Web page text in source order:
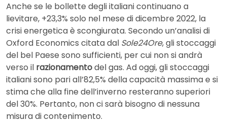
Anche se le bollette degli italiani continuano a
lievitare, +23,3% solo nel mese di dicembre 2022, la
crisi energetica è scongiurata. Secondo un’analisi di
Oxford Economics citata dal Sole24Ore, gli stoccaggi
del bel Paese sono sufficienti, per cui non si andrà
verso il razionamentodel gas. Ad oggi, gli stoccaggi
italiani sono pari all’82,5% della capacità massima e si
stima che alla fine dell’inverno resteranno superiori
del 30%. Pertanto, non ci sarà bisogno di nessuna
misura di contenimento.